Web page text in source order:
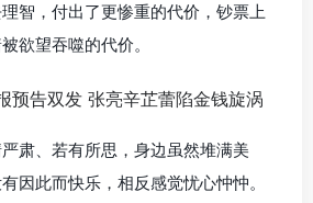
智，付出了更惨重的代价，钞票上
欲望吞噬的代价。
肃、若有所思，身边虽然堆满美
因此而快乐，相反感觉忧心忡忡。